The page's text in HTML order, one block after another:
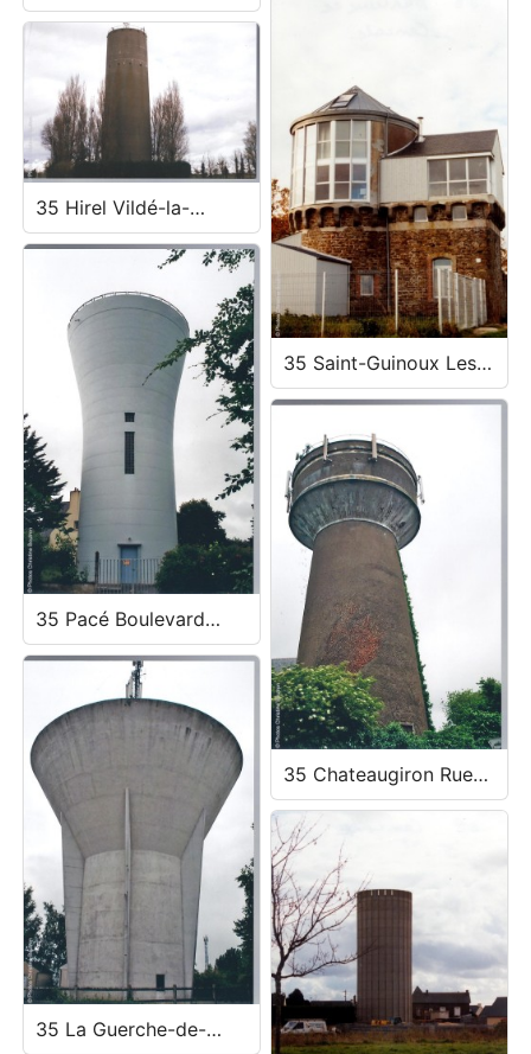
35 Saint-Guinoux Les
Suets D476
35 Hirel Vildé-la-
Marine Route de la
35 Pacé Boulevard
Nominoé
35 Chateaugiron Rue
Sainte-Croix
35 La Guerche-de-